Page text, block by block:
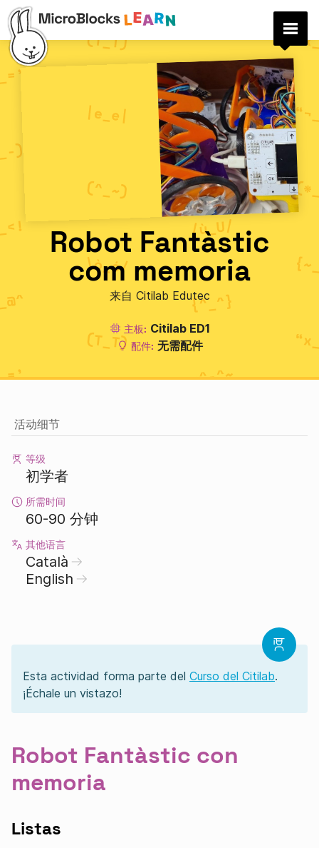
Robot Fantàstic
com memoria
来自 Citilab Edutec
主板: Citilab ED1
配件: 无需配件
活动细节
等级
初学者
所需时间
60-90 分钟
其他语言
Català
English
Esta actividad forma parte del Curso del Citilab.
¡Échale un vistazo!
Robot Fantàstic con
memoria
Listas